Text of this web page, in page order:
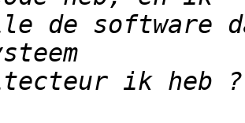
de software